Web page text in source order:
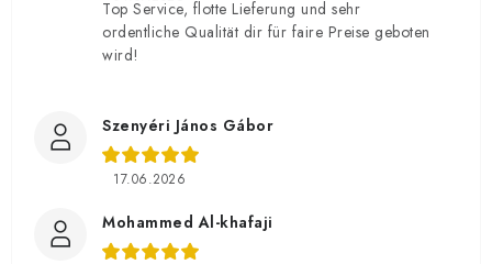
Top Service, flotte Lieferung und sehr
ordentliche Qualität dir für faire Preise geboten
wird!
Szenyéri János Gábor
17.06.2026
Mohammed Al-khafaji